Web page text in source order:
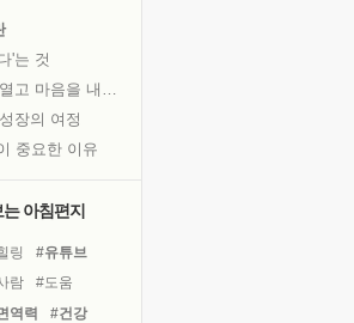
'는 것
귀를 열고 마음을 내어주고
장의 여정
중요한 이유
아침편지
링
#유튜브
람
#도움
역력
#건강